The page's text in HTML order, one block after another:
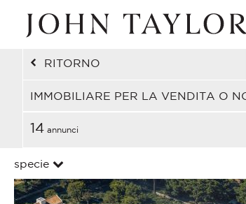
RITORNO
IMMOBILIARE PER LA VENDITA O
14 annunci
specie